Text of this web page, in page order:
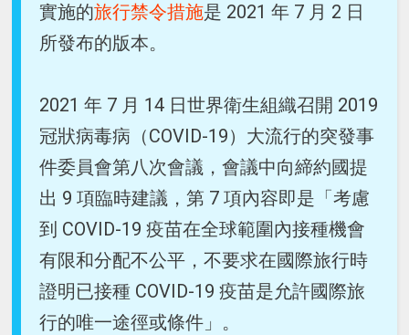
實施的旅行禁令措施是 2021 年 7 月 2 日
所發布的版本。
2021 年 7 月 14 日世界衛生組織召開 2019
冠狀病毒病（COVID-19）大流行的突發事
件委員會第八次會議，會議中向締約國提
出 9 項臨時建議，第 7 項內容即是「考慮
到 COVID-19 疫苗在全球範圍內接種機會
有限和分配不公平，不要求在國際旅行時
證明已接種 COVID-19 疫苗是允許國際旅
行的唯一途徑或條件」。